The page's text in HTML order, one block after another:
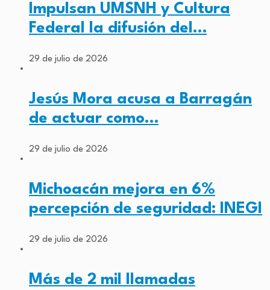
Impulsan UMSNH y Cultura
Federal la difusión del…
29 de julio de 2026
Jesús Mora acusa a Barragán
de actuar como…
29 de julio de 2026
Michoacán mejora en 6%
percepción de seguridad: INEGI
29 de julio de 2026
Más de 2 mil llamadas